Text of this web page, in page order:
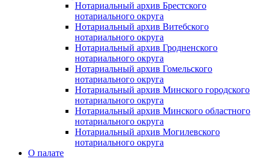
Нотариальный архив Брестского
нотариального округа
Нотариальный архив Витебского
нотариального округа
Нотариальный архив Гродненского
нотариального округа
Нотариальный архив Гомельского
нотариального округа
Нотариальный архив Минского городского
нотариального округа
Нотариальный архив Минского областного
нотариального округа
Нотариальный архив Могилевского
нотариального округа
О палате